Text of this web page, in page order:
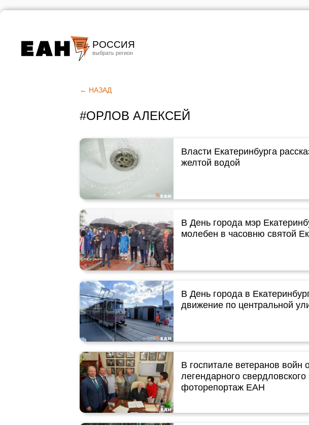
РОССИЯ
Челябинск
Оренбург
← НАЗАД
#ОРЛОВ АЛЕКСЕЙ
Власти Екатеринбурга
желтой водой
В День города мэр
молебен в часовню святой
В День города в
движение по центральной
В госпитале ветеранов войн
легендарного свердловского
фоторепортаж ЕАН